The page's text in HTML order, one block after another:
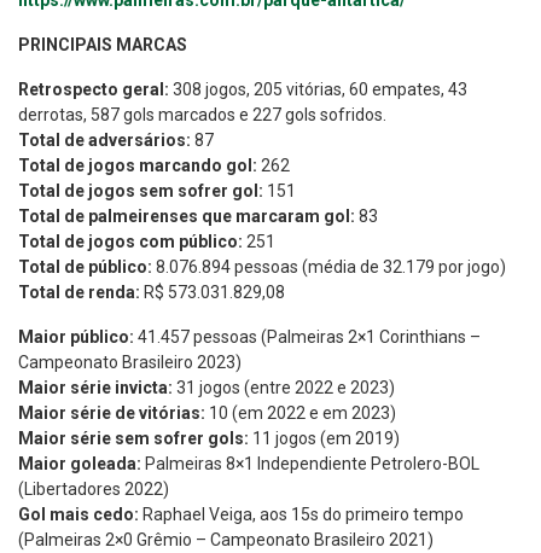
PRINCIPAIS MARCAS
Retrospecto geral: 308 jogos, 205 vitórias, 60 empates, 43
derrotas, 587 gols marcados e 227 gols sofridos.
Total de adversários: 87
Total de jogos marcando gol: 262
Total de jogos sem sofrer gol: 151
Total de palmeirenses que marcaram gol: 83
Total de jogos com público: 251
Total de público: 8.076.894 pessoas (média de 32.179 por jogo)
Total de renda: R$ 573.031.829,08
Maior público: 41.457 pessoas (Palmeiras 2×1 Corinthians –
Campeonato Brasileiro 2023)
Maior série invicta: 31 jogos (entre 2022 e 2023)
Maior série de vitórias: 10 (em 2022 e em 2023)
Maior série sem sofrer gols: 11 jogos (em 2019)
Maior goleada: Palmeiras 8×1 Independiente Petrolero-BOL
(Libertadores 2022)
Gol mais cedo: Raphael Veiga, aos 15s do primeiro tempo
(Palmeiras 2×0 Grêmio – Campeonato Brasileiro 2021)